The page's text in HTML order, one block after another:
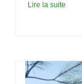
Lire la suite­­